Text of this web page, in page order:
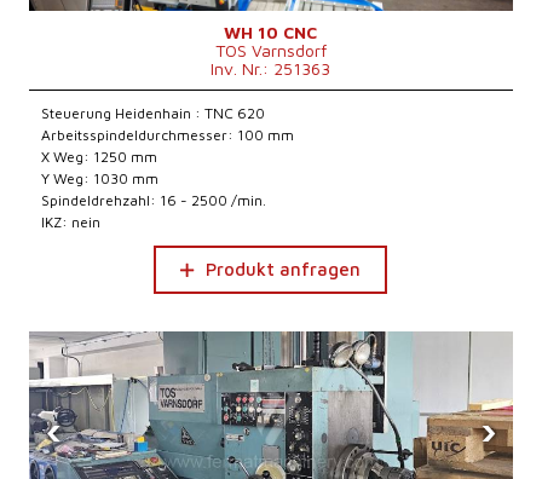
WH 10 CNC
TOS Varnsdorf
Inv. Nr.: 251363
Steuerung Heidenhain : TNC 620
Arbeitsspindeldurchmesser: 100 mm
X Weg: 1250 mm
Y Weg: 1030 mm
Spindeldrehzahl: 16 - 2500 /min.
IKZ: nein
Produkt anfragen
‹ ›